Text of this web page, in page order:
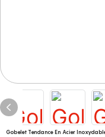
Gobelet Tendance En Acier